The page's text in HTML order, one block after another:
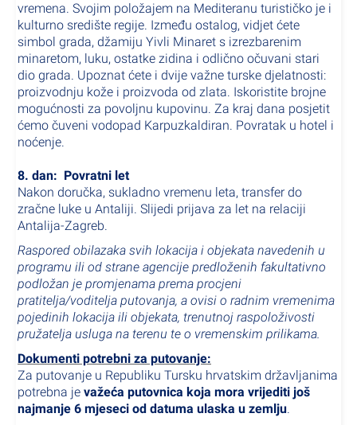
vremena. Svojim položajem na Mediteranu turističko je i
kulturno središte regije. Između ostalog, vidjet ćete
simbol grada, džamiju Yivli Minaret s izrezbarenim
minaretom, luku, ostatke zidina i odlično očuvani stari
dio grada. Upoznat ćete i dvije važne turske djelatnosti:
proizvodnju kože i proizvoda od zlata. Iskoristite brojne
mogućnosti za povoljnu kupovinu. Za kraj dana posjetit
ćemo čuveni vodopad Karpuzkaldiran. Povratak u hotel i
noćenje.
8. dan: Povratni let
Nakon doručka, sukladno vremenu leta, transfer do
zračne luke u Antaliji. Slijedi prijava za let na relaciji
Antalija-Zagreb.
Raspored obilazaka svih lokacija i objekata navedenih u
programu ili od strane agencije predloženih fakultativno
podložan je promjenama prema procjeni
pratitelja/voditelja putovanja, a ovisi o radnim vremenima
pojedinih lokacija ili objekata, trenutnoj raspoloživosti
pružatelja usluga na terenu te o vremenskim prilikama.
Dokumenti potrebni za putovanje:
Za putovanje u Republiku Tursku hrvatskim državljanima
potrebna je važeća putovnica koja mora vrijediti još
najmanje 6 mjeseci od datuma ulaska u zemlju.